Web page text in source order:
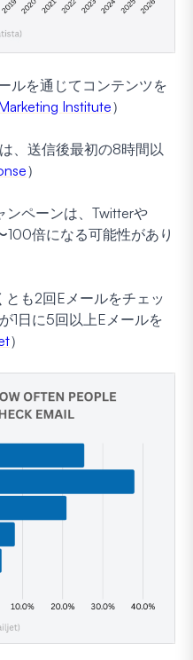
ルを通じてコンテンツを
Institute）
、送信後最初の8時間以
）
ンペーンは、Twitterや
倍になる可能性があり
も2回Eメールをチェッ
1日に5回以上Eメールを
）